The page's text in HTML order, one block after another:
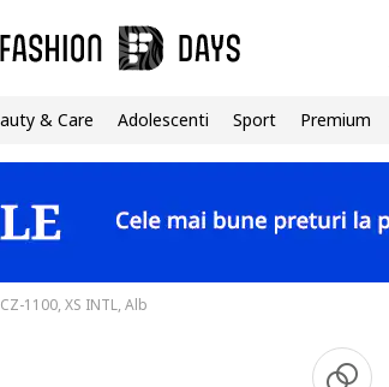
& Care Adolescenti Sport Premium
1100, XS INTL, Alb